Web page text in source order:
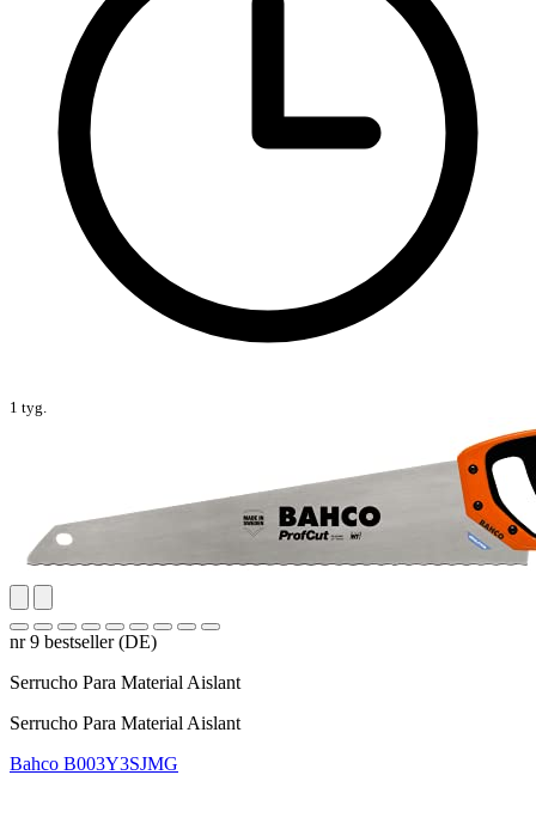
1 tyg.
nr 9 bestseller (DE)
Serrucho Para Material Aislant
Serrucho Para Material Aislant
Bahco B003Y3SJMG